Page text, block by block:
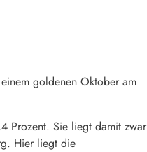
goldenen Oktober am
Prozent. Sie liegt damit zwar
Hier liegt die